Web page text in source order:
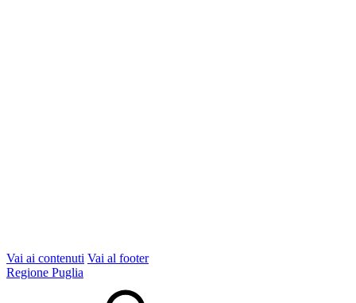
Vai ai contenuti Vai al footer
Regione Puglia